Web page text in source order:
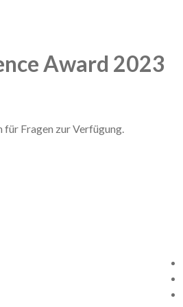
Award 2023
Fragen zur Verfügung.